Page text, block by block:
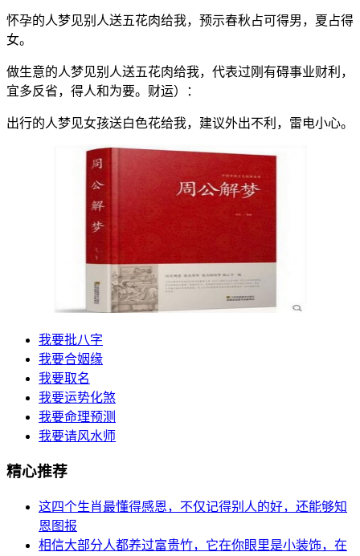
怀孕的人梦见别人送五花肉给我，预示春秋占可得男，夏占得
女。
做生意的人梦见别人送五花肉给我，代表过刚有碍事业财利，
宜多反省，得人和为要。财运）：
出行的人梦见女孩送白色花给我，建议外出不利，雷电小心。
我要批八字
我要合姻缘
我要取名
我要运势化煞
我要命理预测
我要请风水师
精心推荐
这四个生肖最懂得感恩，不仅记得别人的好，还能够知
恩图报
相信大部分人都养过富贵竹，它在你眼里是小装饰，在